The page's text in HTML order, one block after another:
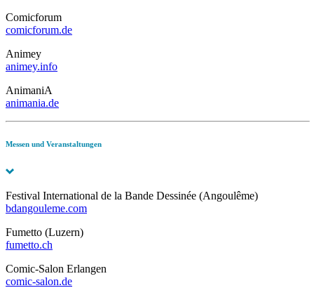
Comicforum
comicforum.de
Animey
animey.info
AnimaniA
animania.de
Messen und Veranstaltungen
Festival International de la Bande Dessinée (Angoulême)
bdangouleme.com
Fumetto (Luzern)
fumetto.ch
Comic-Salon Erlangen
comic-salon.de